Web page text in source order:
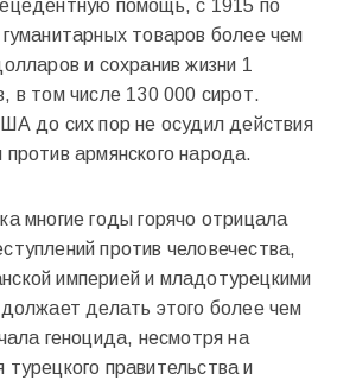
помощь, с 1915 по
товаров более чем
и сохранив жизни 1
в том числе 130 000 сирот.
до сих пор не осудил действия
армянского народа.
многие годы горячо отрицала
против человечества,
империей и младотурецкими
делать этого более чем
геноцида, несмотря на
правительства и